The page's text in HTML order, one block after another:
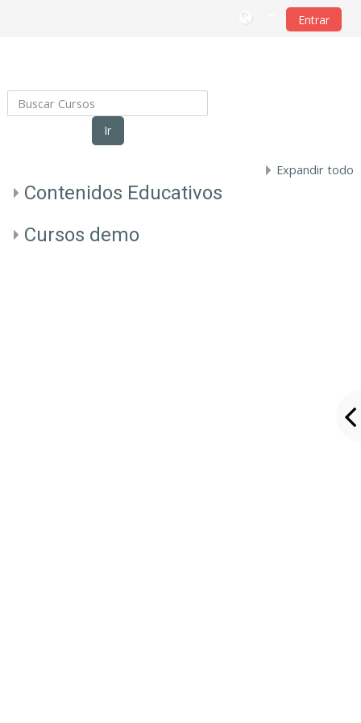
Entrar
Ir
Expandir todo
Contenidos Educativos
Cursos demo